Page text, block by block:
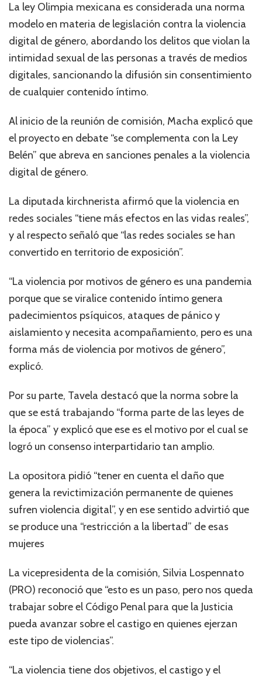
La ley Olimpia mexicana es considerada una norma
modelo en materia de legislación contra la violencia
digital de género, abordando los delitos que violan la
intimidad sexual de las personas a través de medios
digitales, sancionando la difusión sin consentimiento
de cualquier contenido íntimo.
Al inicio de la reunión de comisión, Macha explicó que
el proyecto en debate “se complementa con la Ley
Belén” que abreva en sanciones penales a la violencia
digital de género.
La diputada kirchnerista afirmó que la violencia en
redes sociales “tiene más efectos en las vidas reales”,
y al respecto señaló que “las redes sociales se han
convertido en territorio de exposición”.
“La violencia por motivos de género es una pandemia
porque que se viralice contenido íntimo genera
padecimientos psíquicos, ataques de pánico y
aislamiento y necesita acompañamiento, pero es una
forma más de violencia por motivos de género”,
explicó.
Por su parte, Tavela destacó que la norma sobre la
que se está trabajando “forma parte de las leyes de
la época” y explicó que ese es el motivo por el cual se
logró un consenso interpartidario tan amplio.
La opositora pidió “tener en cuenta el daño que
genera la revictimización permanente de quienes
sufren violencia digital”, y en ese sentido advirtió que
se produce una “restricción a la libertad” de esas
mujeres
La vicepresidenta de la comisión, Silvia Lospennato
(PRO) reconoció que “esto es un paso, pero nos queda
trabajar sobre el Código Penal para que la Justicia
pueda avanzar sobre el castigo en quienes ejerzan
este tipo de violencias”.
“La violencia tiene dos objetivos, el castigo y el